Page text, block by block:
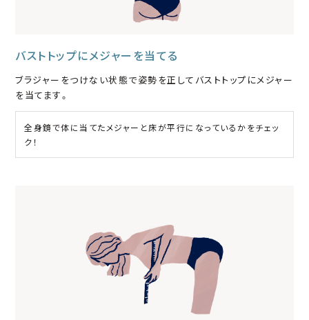
バストトップにメジャーを当てる
ブラジャーをつけない状態で姿勢を正してバストトップにメジャー
を当てます。
全身鏡で体に当てたメジャーと床が平行になっているかをチェッ
ク！